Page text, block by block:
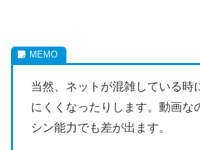
当然、ネットが混雑している時
にくくなったりします。動画な
シン能力でも差が出ます。